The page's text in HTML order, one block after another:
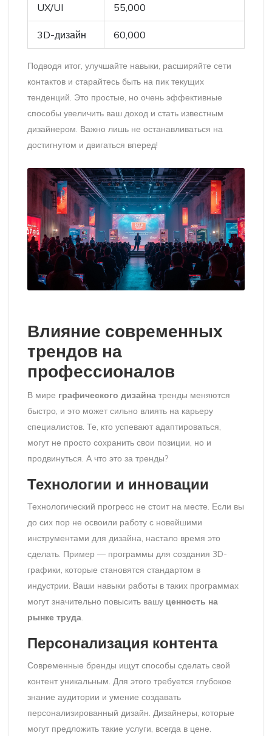
UX/UI 55,000
3D-дизайн 60,000
Подводя итог, улучшайте навыки, расширяйте сети
контактов и старайтесь быть на пик текущих
тенденций. Это простые, но очень эффективные
способы увеличить ваш доход и стать известным
дизайнером. Важно лишь не останавливаться на
достигнутом и двигаться вперед!
Влияние современных
трендов на
профессионалов
В мире графического дизайна тренды меняются
быстро, и это может сильно влиять на карьеру
специалистов. Те, кто успевают адаптироваться,
могут не просто сохранить свои позиции, но и
продвинуться. А что это за тренды?
Технологии и инновации
Технологический прогресс не стоит на месте. Если вы
до сих пор не освоили работу с новейшими
инструментами для дизайна, настало время это
сделать. Пример — программы для создания 3D-
графики, которые становятся стандартом в
индустрии. Ваши навыки работы в таких программах
могут значительно повысить вашу ценность на
рынке труда.
Персонализация контента
Современные бренды ищут способы сделать свой
контент уникальным. Для этого требуется глубокое
знание аудитории и умение создавать
персонализированный дизайн. Дизайнеры, которые
могут предложить такие услуги, всегда в цене.